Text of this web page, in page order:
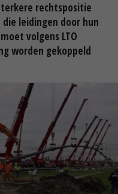
rechtspositie
leidingen door hun
volgens LTO
worden gekoppeld